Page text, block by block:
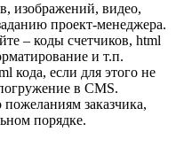
изображений, видео,
проект-менеджера.
– коды счетчиков, html
и т.п.
кода, если для этого не
в CMS.
заказчика,
порядке.